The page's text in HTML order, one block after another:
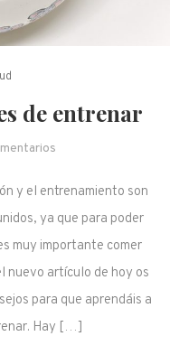
de entrenar
y el entrenamiento son
ya que para poder
muy importante comer
nuevo artículo de hoy os
para que aprendáis a
Hay […]